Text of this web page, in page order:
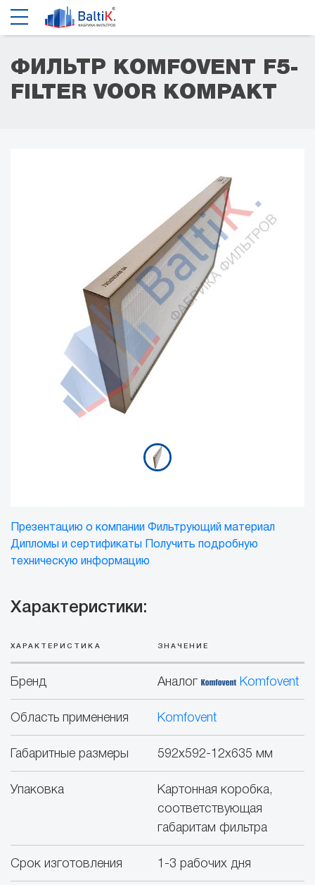
ФИЛЬТР KOMFOVENT F5-
FILTER VOOR KOMPAKT
Презентацию о компании Фильтрующий материал
Дипломы и сертификаты
Получить подробную
техническую информацию
Характеристики:
ХАРАКТЕРИСТИКА ЗНАЧЕНИЕ
Бренд Аналог Komfovent
Область применения Komfovent
Габаритные размеры 592x592-12x635 мм
Упаковка
Картонная коробка,
соответствующая
габаритам фильтра
Срок изготовления 1-3 рабочих дня